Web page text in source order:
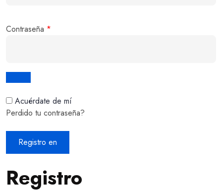
Contraseña *
Acuérdate de mí
Perdido tu contraseña?
Registro en
Registro